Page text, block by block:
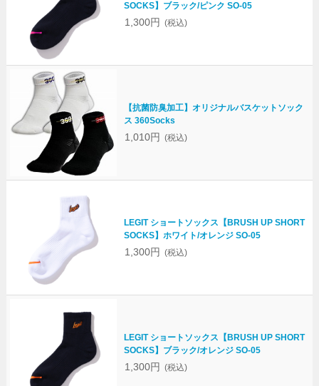
SOCKS】ブラック/ピンク SO-05
1,300円 (税込)
【抗菌防臭加工】オリジナルバスケットソック
ス 360Socks
1,010円 (税込)
LEGIT ショートソックス【BRUSH UP SHORT
SOCKS】ホワイト/オレンジ SO-05
1,300円 (税込)
LEGIT ショートソックス【BRUSH UP SHORT
SOCKS】ブラック/オレンジ SO-05
1,300円 (税込)